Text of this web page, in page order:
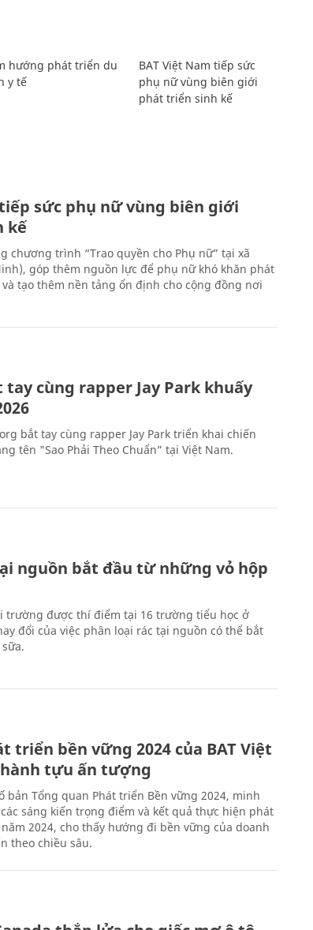
hướng phát triển du
y tế
BAT Việt Nam tiếp sức
phụ nữ vùng biên giới
phát triển sinh kế
sức phụ nữ vùng biên giới
kế
chương trình “Trao quyền cho Phụ nữ” tại xã
góp thêm nguồn lực để phụ nữ khó khăn phát
tạo thêm nền tảng ổn định cho cộng đồng nơi
tay cùng rapper Jay Park khuấy
bắt tay cùng rapper Jay Park triển khai chiến
tên "Sao Phải Theo Chuẩn” tại Việt Nam.
nguồn bắt đầu từ những vỏ hộp
trường được thí điểm tại 16 trường tiểu học ở
đổi của việc phân loại rác tại nguồn có thể bắt
triển bền vững 2024 của BAT Việt
tựu ấn tượng
bản Tổng quan Phát triển Bền vững 2024, minh
sáng kiến trọng điểm và kết quả thực hiện phát
2024, cho thấy hướng đi bền vững của doanh
theo chiều sâu.